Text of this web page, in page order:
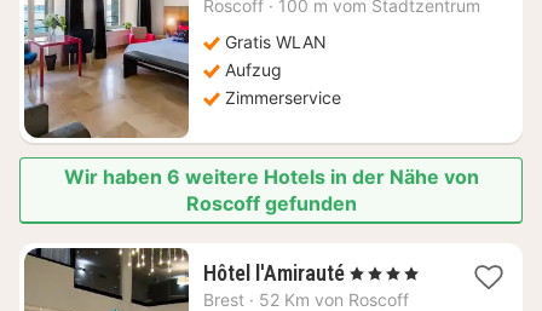
Roscoff · 100 m vom Stadtzentrum
Gratis WLAN
Aufzug
Zimmerservice
Wir haben 6 weitere Hotels in der Nähe von
Roscoff gefunden
Hôtel l'Amirauté1
Nacht
, 4 Sterne
Brest · 52 Km von Roscoff